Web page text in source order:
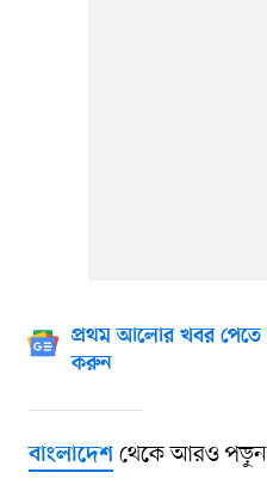
প্রথম আলোর খবর
করুন
বাংলাদেশথেকে আরও পড়ুন